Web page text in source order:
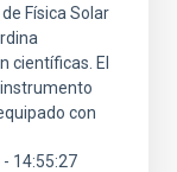
Física Solar
científicas. El
con
14:55:27